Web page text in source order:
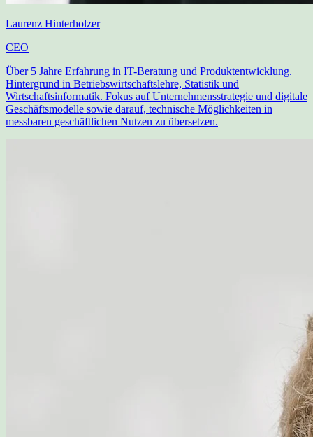
Laurenz Hinterholzer
CEO
Über 5 Jahre Erfahrung in IT-Beratung und Produktentwicklung.
Hintergrund in Betriebswirtschaftslehre, Statistik und
Wirtschaftsinformatik. Fokus auf Unternehmensstrategie und digitale
Geschäftsmodelle sowie darauf, technische Möglichkeiten in
messbaren geschäftlichen Nutzen zu übersetzen.